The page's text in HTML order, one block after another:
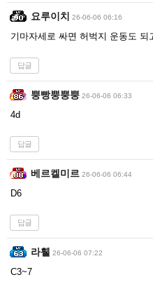
요루이치 26-06-06 06:16
기마자세로 싸면 허벅지 운동도 되
답글
뿡빵뿡뿡뿡 26-06-06 06:33
4d
답글
베르켈미르 26-06-06 06:44
D6
답글
라휄 26-06-06 07:22
C3~7